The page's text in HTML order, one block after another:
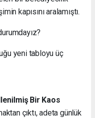
kapısını aralamıştı.
yeni tabloyu üç
Bir Kaos
çıktı, adeta günlük